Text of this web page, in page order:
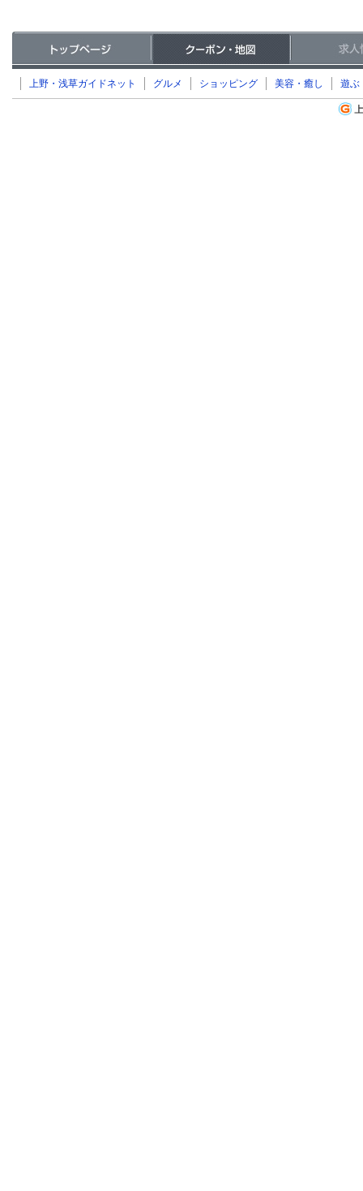
上野・浅草ガイドネット グルメ ショッピング 美容・癒し 遊ぶ